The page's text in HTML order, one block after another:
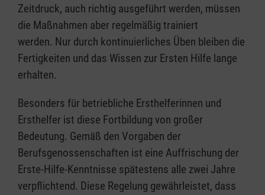
Zeitdruck, auch richtig ausgeführt werden, müssen
die Maßnahmen aber regelmäßig trainiert
werden. Nur durch kontinuierliches Üben bleiben die
Fertigkeiten und das Wissen zur Ersten Hilfe lange
erhalten.
Besonders für betriebliche Ersthelferinnen und
Ersthelfer ist diese Fortbildung von großer
Bedeutung. Gemäß den Vorgaben der
Berufsgenossenschaften ist eine Auffrischung der
Erste-Hilfe-Kenntnisse spätestens alle zwei Jahre
verpflichtend. Diese Regelung gewährleistet, dass